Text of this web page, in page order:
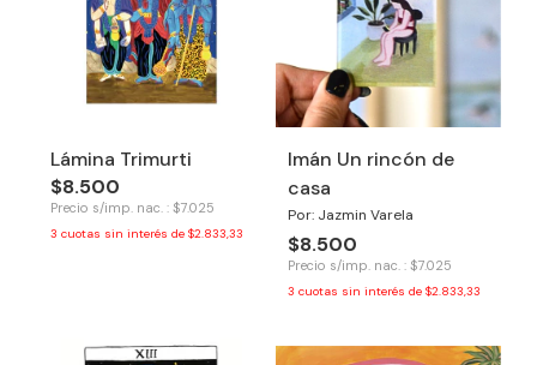
Lámina Trimurti
$8.500
Precio s/imp. nac. : $7.025
3 cuotas sin interés de $2.833,33
Imán Un rincón de
casa
Por: Jazmin Varela
$8.500
Precio s/imp. nac. : $7.025
3 cuotas sin interés de $2.833,33